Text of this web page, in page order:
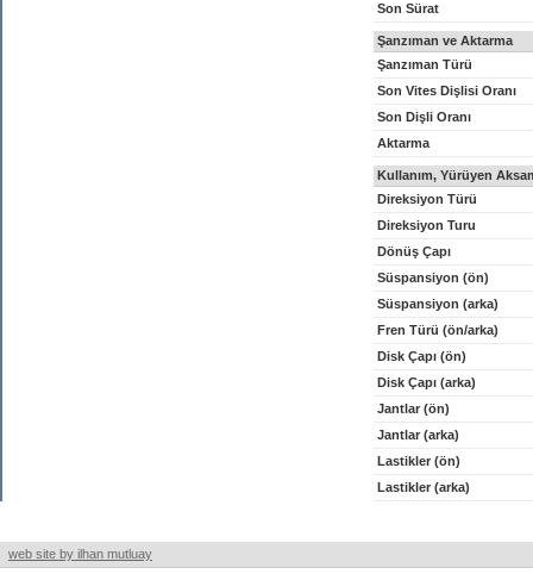
Son Sürat
Şanzıman ve Aktarma
Şanzıman Türü
Son Vites Dişlisi Oranı
Son Dişli Oranı
Aktarma
Kullanım, Yürüyen
Direksiyon Türü
Direksiyon Turu
Dönüş Çapı
Süspansiyon (ön)
Süspansiyon (arka)
Fren Türü (ön/arka)
Disk Çapı (ön)
Disk Çapı (arka)
Jantlar (ön)
Jantlar (arka)
Lastikler (ön)
Lastikler (arka)
web site by ilhan mutluay